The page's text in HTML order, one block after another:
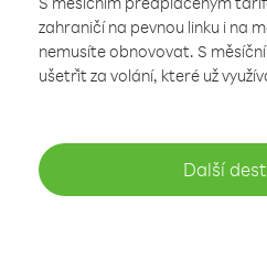
zahraničí na pevnou linku i na
nemusíte obnovovat. S
ušetřit za volání, které už
Další